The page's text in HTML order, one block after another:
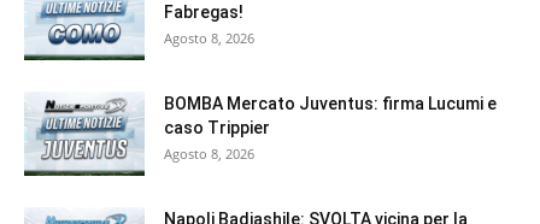
Fabregas!
Agosto 8, 2026
BOMBA Mercato Juventus: firma Lucumi e
caso Trippier
Agosto 8, 2026
Napoli Badiashile: SVOLTA vicina per la